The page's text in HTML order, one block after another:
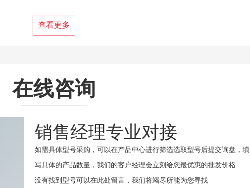
查看更多
在线咨询
销售经理专业对接
如需具体型号采购，可以在产品中心进行筛选选取型号后提交询盘，填
写具体的产品数量，我们的客户经理会立刻给您最优惠的批发价格
没有找到型号可以在此处留言，我们将竭尽所能为您寻找